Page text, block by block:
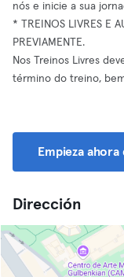
nós e inicie a sua
* TREINOS LIVRES E
PREVIAMENTE.
Nos Treinos Livres
término do treino,
Empieza
Dirección